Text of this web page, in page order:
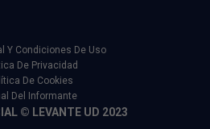
Y Condiciones De Uso
De Privacidad
De Cookies
Del Informante
© LEVANTE UD 2023